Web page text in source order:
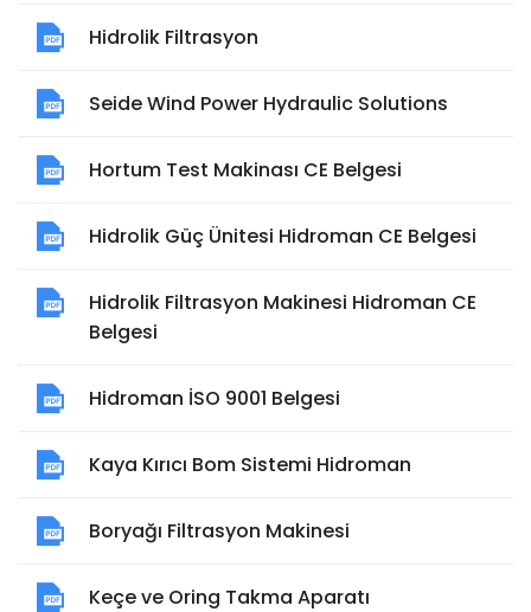
Hidrolik Filtrasyon
Seide Wind Power Hydraulic Solutions
Hortum Test Makinası CE Belgesi
Hidrolik Güç Ünitesi Hidroman CE Belgesi
Hidrolik Filtrasyon Makinesi Hidroman CE
Belgesi
Hidroman İSO 9001 Belgesi
Kaya Kırıcı Bom Sistemi Hidroman
Boryağı Filtrasyon Makinesi
Keçe ve Oring Takma Aparatı